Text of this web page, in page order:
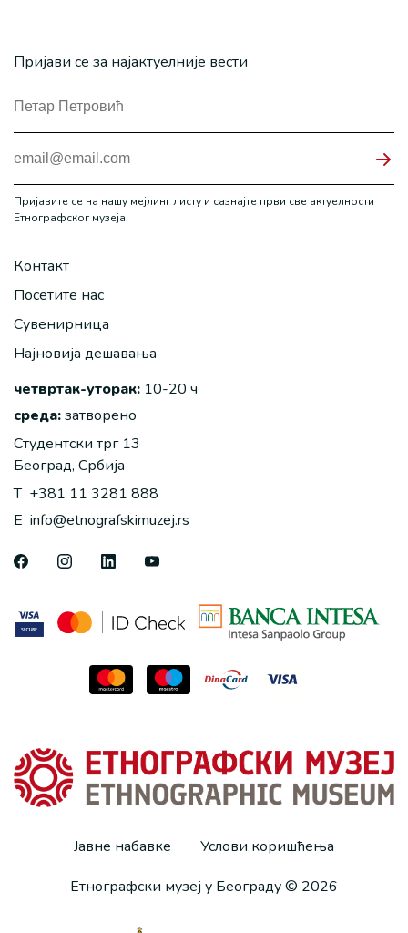
Пријави се за најактуелније вести
Пријавите се на нашу мејлинг листу и сазнајте први све актуелности
Етнографског музеја.
Контакт
Посетите нас
Сувенирница
Најновија дешавања
четвртак-уторак: 10-20 ч
среда:затворено
Студентски трг 13
Београд, Србија
T +381 11 3281 888
E info@etnografskimuzej.rs
Јавне набавке
Услови коришћења
Етнографски музеј у Београду © 2026